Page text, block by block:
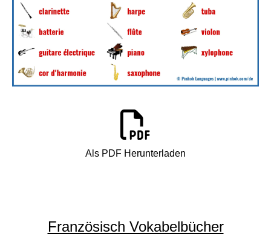
Als PDF Herunterladen
Französisch Vokabelbücher